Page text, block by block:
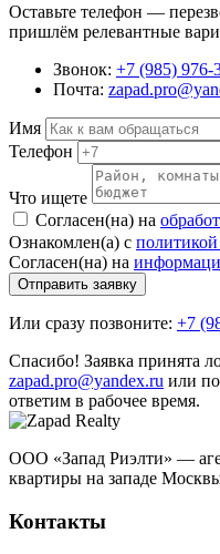
Оставьте телефон —
пришлём релевантные
Звонок: +7 (985) 976-
Почта:
Имя
Телефон
Что ищете
Согласен(на) на
Ознакомлен(а) с
Согласен(на) на
Отправить заявку
Или сразу позвоните: +7
Спасибо! Заявка принята
zapad.pro@yandex.ru или
ответим в рабочее время.
ООО «Запад Риэлти» —
квартиры на западе
Контакты